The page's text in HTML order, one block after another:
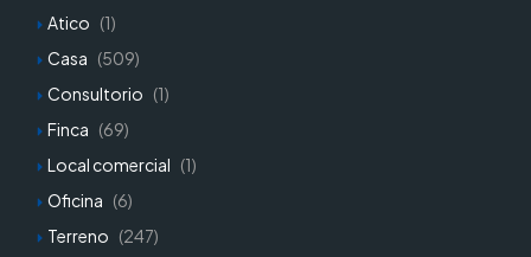
Atico (1)
Casa (509)
Consultorio (1)
Finca (69)
Local comercial (1)
Oficina (6)
Terreno (247)